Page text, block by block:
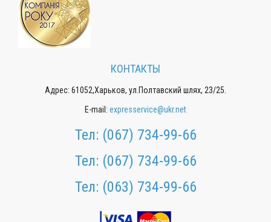
КОНТАКТЫ
Адрес: 61052,Харьков, ул.Полтавский шлях, 23/25.
E-mail: expresservice@ukr.net
Тел: (067) 734-99-66
Тел: (067) 734-99-66
Тел: (063) 734-99-66